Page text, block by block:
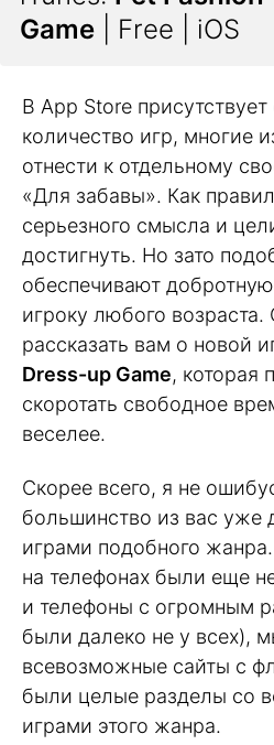
Game | Free | iOS
В App Store
количество игр, многие
отнести к отдельному
«Для забавы». Как
серьезного смысла и
достигнуть. Но зато
обеспечивают
игроку любого возраста.
рассказать вам о новой
Dress-up Game, которая
скоротать свободное
веселее.
Скорее всего, я не
большинство из вас уже
играми подобного
на телефонах были еще
и телефоны с огромным
были далеко не у всех),
всевозможные сайты с
были целые разделы со
играми этого жанра.